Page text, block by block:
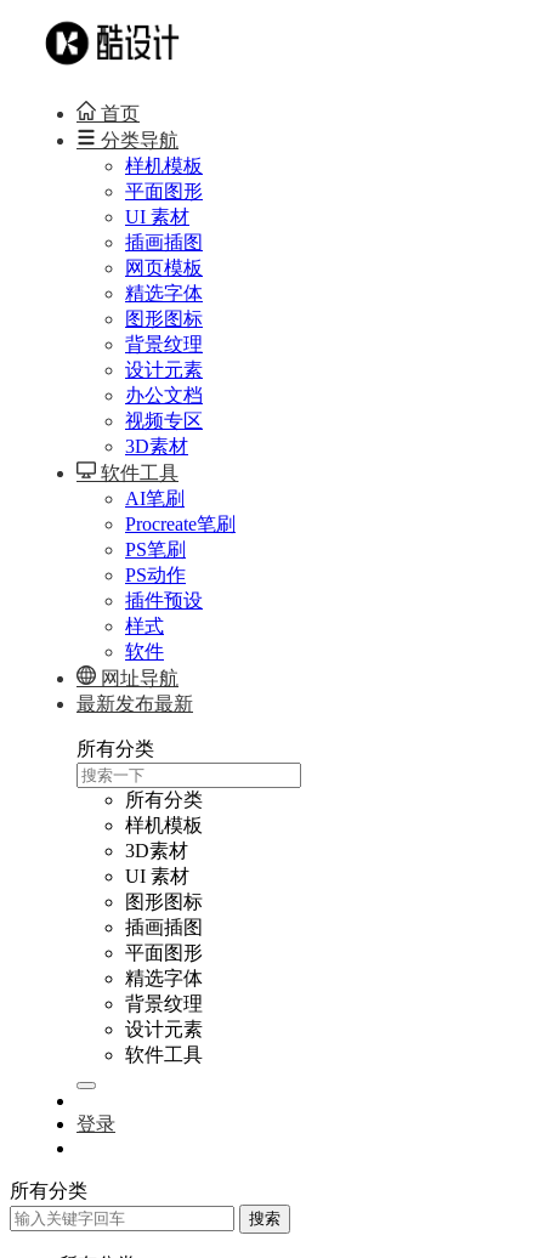
首页
分类导航
样机模板
平面图形
UI 素材
插画插图
网页模板
精选字体
图形图标
背景纹理
设计元素
办公文档
视频专区
3D素材
软件工具
AI笔刷
Procreate笔刷
PS笔刷
PS动作
插件预设
样式
软件
网址导航
最新发布最新
所有分类
所有分类
样机模板
3D素材
UI 素材
图形图标
插画插图
平面图形
精选字体
背景纹理
设计元素
软件工具
登录
所有分类
搜索